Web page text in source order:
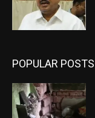
POPULAR POSTS